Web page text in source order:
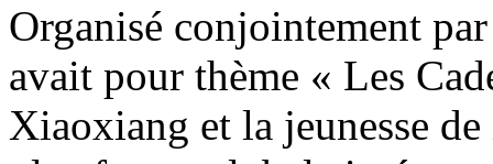
Organisé conjointement
avait pour thème « Les
Xiaoxiang et la jeunesse